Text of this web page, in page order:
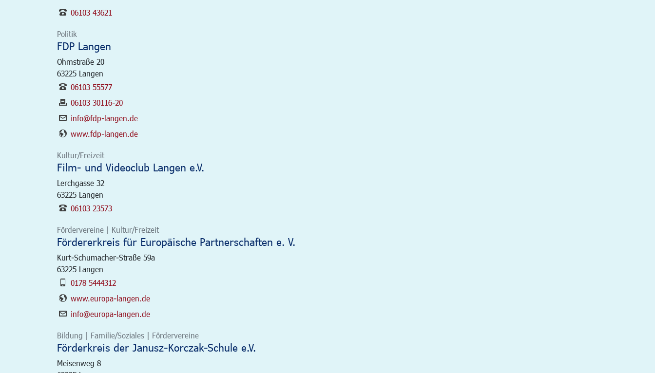
06103 43621
Politik
FDP Langen
Ohmstraße 20
63225 Langen
06103 55577
06103 30116-20
info@fdp-langen.de
www.fdp-langen.de
Kultur/Freizeit
Film- und Videoclub Langen e.V.
Lerchgasse 32
63225 Langen
06103 23573
Fördervereine | Kultur/Freizeit
Fördererkreis für Europäische Partnerschaften e. V.
Kurt-Schumacher-Straße 59a
63225 Langen
0178 5444312
www.europa-langen.de
info@europa-langen.de
Bildung | Familie/Soziales | Fördervereine
Förderkreis der Janusz-Korczak-Schule e.V.
Meisenweg 8